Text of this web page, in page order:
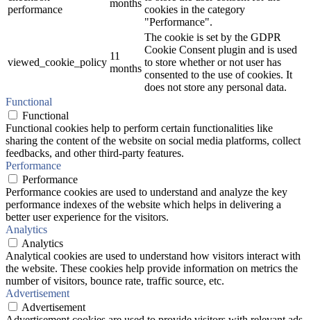
performance
months
cookies in the category
"Performance".
viewed_cookie_policy
11
months
The cookie is set by the GDPR
Cookie Consent plugin and is used
to store whether or not user has
consented to the use of cookies. It
does not store any personal data.
Functional
Functional
Functional cookies help to perform certain functionalities like
sharing the content of the website on social media platforms, collect
feedbacks, and other third-party features.
Performance
Performance
Performance cookies are used to understand and analyze the key
performance indexes of the website which helps in delivering a
better user experience for the visitors.
Analytics
Analytics
Analytical cookies are used to understand how visitors interact with
the website. These cookies help provide information on metrics the
number of visitors, bounce rate, traffic source, etc.
Advertisement
Advertisement